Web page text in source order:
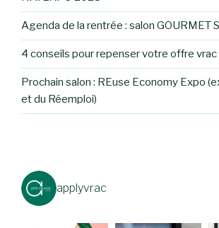
Agenda de la rentrée : salon GOURMET
4 conseils pour repenser votre offre vrac
Prochain salon : REuse Economy Expo
et du Réemploi)
applyvrac